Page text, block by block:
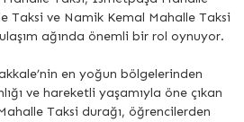
Taksi ve Namik Kemal Mahalle Taksi
ağında önemli bir rol oynuyor.
en yoğun bölgelerinden
ve hareketli yaşamıyla öne çıkan
Taksi durağı, öğrencilerden